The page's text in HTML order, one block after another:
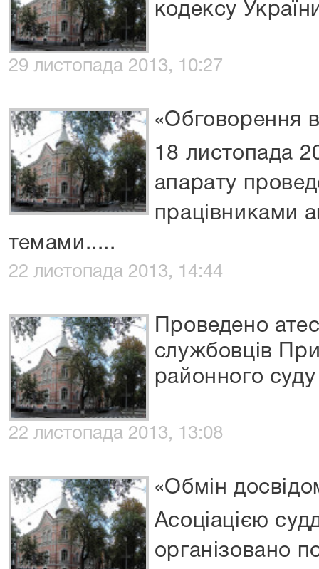
кодексу
29 листопада 2013, 10:27
«Обговорення
18 листопада
апарату
працівниками
темами.....
22 листопада 2013, 14:44
Проведено
службовців
районного
22 листопада 2013, 13:08
«Обмін
Асоціацією
організовано